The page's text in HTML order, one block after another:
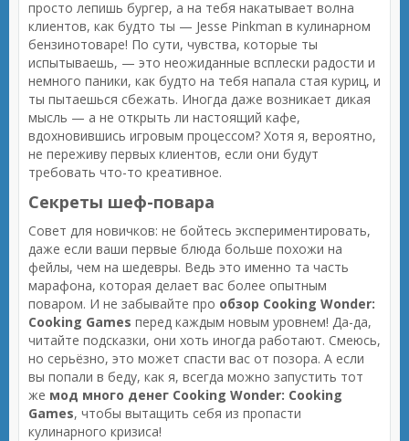
просто лепишь бургер, а на тебя накатывает волна
клиентов, как будто ты — Jesse Pinkman в кулинарном
бензинотоваре! По сути, чувства, которые ты
испытываешь, — это неожиданные всплески радости и
немного паники, как будто на тебя напала стая куриц, и
ты пытаешься сбежать. Иногда даже возникает дикая
мысль — а не открыть ли настоящий кафе,
вдохновившись игровым процессом? Хотя я, вероятно,
не переживу первых клиентов, если они будут
требовать что-то креативное.
Секреты шеф-повара
Совет для новичков: не бойтесь экспериментировать,
даже если ваши первые блюда больше похожи на
фейлы, чем на шедевры. Ведь это именно та часть
марафона, которая делает вас более опытным
поваром. И не забывайте про обзор Cooking Wonder:
Cooking Games перед каждым новым уровнем! Да-да,
читайте подсказки, они хоть иногда работают. Смеюсь,
но серьёзно, это может спасти вас от позора. А если
вы попали в беду, как я, всегда можно запустить тот
же мод много денег Cooking Wonder: Cooking
Games, чтобы вытащить себя из пропасти
кулинарного кризиса!